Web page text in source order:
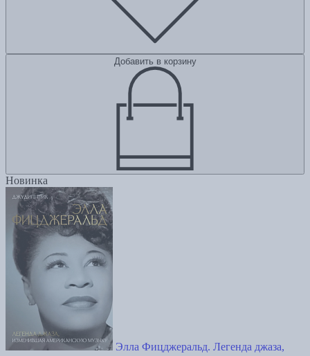
Добавить в корзину
Новинка
Элла Фицджеральд. Легенда джаза,